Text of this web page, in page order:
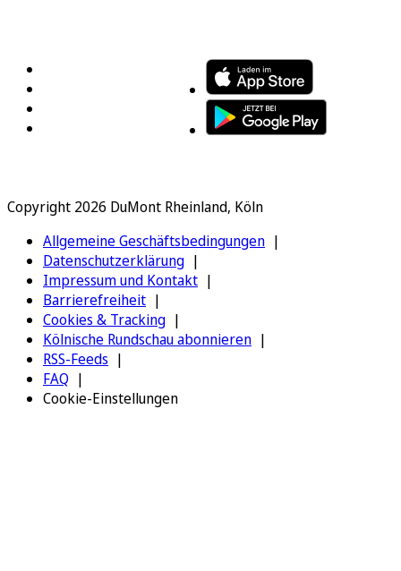
Copyright 2026 DuMont Rheinland, Köln
Allgemeine Geschäftsbedingungen
Datenschutzerklärung
Impressum und Kontakt
Barrierefreiheit
Cookies & Tracking
Kölnische Rundschau abonnieren
RSS-Feeds
FAQ
Cookie-Einstellungen